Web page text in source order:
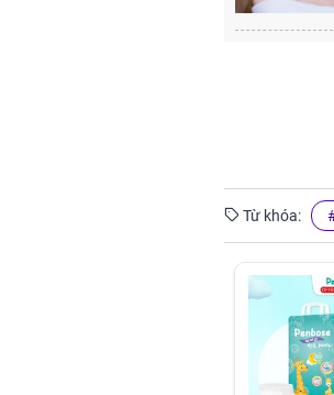
Từ khóa: